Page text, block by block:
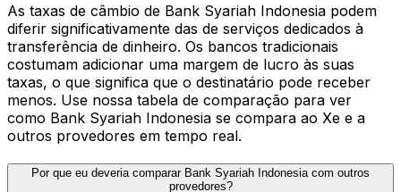
As taxas de câmbio de Bank Syariah Indonesia podem
diferir significativamente das de serviços dedicados à
transferência de dinheiro. Os bancos tradicionais
costumam adicionar uma margem de lucro às suas
taxas, o que significa que o destinatário pode receber
menos. Use nossa tabela de comparação para ver
como Bank Syariah Indonesia se compara ao Xe e a
outros provedores em tempo real.
Por que eu deveria comparar Bank Syariah Indonesia com outros
provedores?